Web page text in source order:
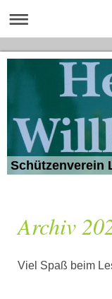
Schützenverein
Archiv
Viel Spaß beim